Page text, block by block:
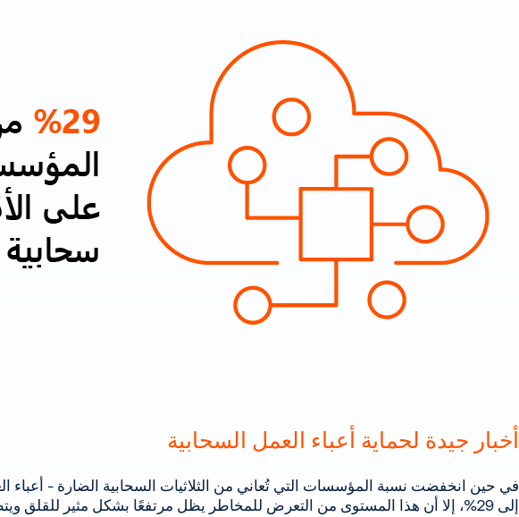
أخبار جيدة لحماية أعباء العمل السحابية
في حين انخفضت نسبة المؤسسات التي تُعاني من الثلاثيات السحابية الضارة - أعباء
إلى 29%، إلا أن هذا المستوى من التعرض للمخاطر يظل مرتفعًا بشكل مثير للقلق ويتطلب